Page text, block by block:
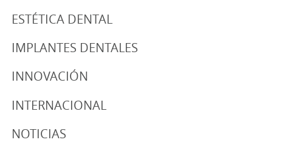
ESTÉTICA DENTAL
IMPLANTES DENTALES
INNOVACIÓN
INTERNACIONAL
NOTICIAS